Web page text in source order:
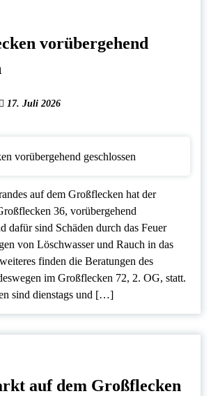
vorübergehend
17. Juli 2026
auf dem Großflecken hat der
36, vorübergehend
dafür sind Schäden durch das Feuer
von Löschwasser und Rauch in das
finden die Beratungen des
im Großflecken 72, 2. OG, statt.
sind dienstags und […]
auf dem Großflecken